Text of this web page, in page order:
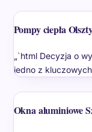
Pompy ciepła
„`html Decyzja o
jedno z
Okna aluminiowe